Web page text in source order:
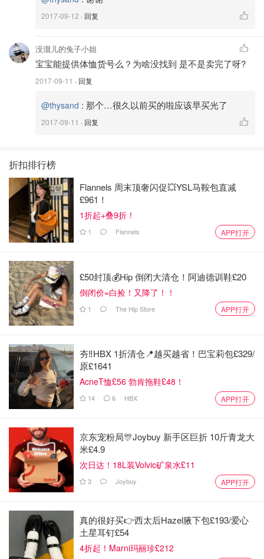
2017-09-12 · 回复
没溜儿的兔子小姐
宝宝能提供体恤货号么？为啥没找到 是不是卖完了呀?
2017-09-11 · 回复
@thysand : 那个…很久以前买的啦应该早买光了
2017-09-11 · 回复
折扣排行榜
Flannels 周末顶奢闪促💥YSL马鞍包直减
£961！
1折起+叠9折！
1 Flannels APP打开
£50封顶💰Hip 倒闭大清仓！阿迪德训鞋£20
倒闭价=白捡！又降了！！
1 The Hip Store APP打开
夯‼️HBX 1折清仓📍越买越省！巴宝莉包£329/
原£1641
AcneT恤£56 勃肯拖鞋£48！
14 6 HBX APP打开
京东宠粉局🎊Joybuy 新手区巨折 10斤青龙大
米£4.9
次日达！18L装Volvic矿泉水£11
3 Joybuy APP打开
真的很好买👉西太后Hazel腋下包£193/爱心
土星耳钉£54
4折起！Marni玛丽珍£212